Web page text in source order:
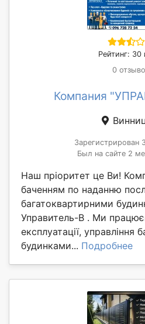
Рейтинг: 30
0
Компания
Зарегистрирован
Был на сайте 2
Наш пріоритет це Ви!
баченням по наданню
багатоквартирними
Управитель-В . Ми
експлуатації, управління
будинками... Подробнее